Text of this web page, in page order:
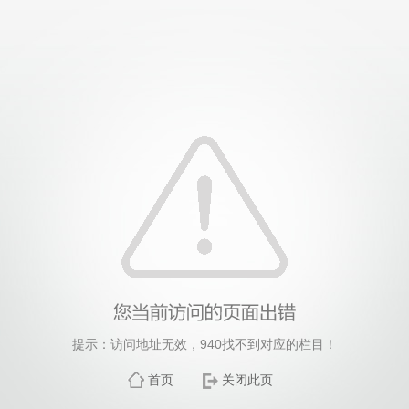
提示：访问地址无效，940找不到对应的栏目！
首页 关闭此页